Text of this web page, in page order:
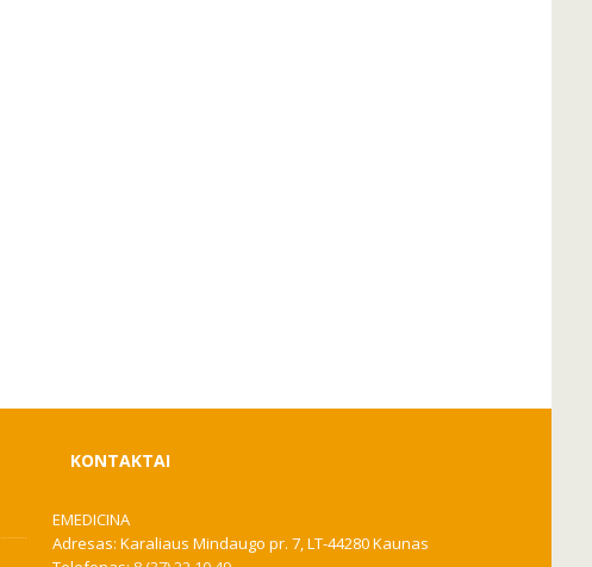
KONTAKTAI
EMEDICINA
Adresas: Karaliaus Mindaugo pr. 7, LT-44280 Kaunas